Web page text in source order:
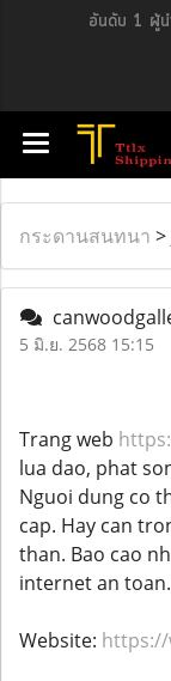
อันดับ 1 ผู้น
กระดานสนทนา >
5 มิ.ย. 2568 15:15
Trang web
lua dao, phat
Nguoi dung co
cap. Hay can
than. Bao cao
internet an toan.
Website: https://